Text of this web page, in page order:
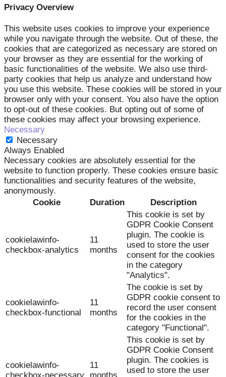
Privacy Overview
This website uses cookies to improve your experience
while you navigate through the website. Out of these, the
cookies that are categorized as necessary are stored on
your browser as they are essential for the working of
basic functionalities of the website. We also use third-
party cookies that help us analyze and understand how
you use this website. These cookies will be stored in your
browser only with your consent. You also have the option
to opt-out of these cookies. But opting out of some of
these cookies may affect your browsing experience.
Necessary
Necessary
Always Enabled
Necessary cookies are absolutely essential for the
website to function properly. These cookies ensure basic
functionalities and security features of the website,
anonymously.
Cookie
Duration Description
cookielawinfo-
checkbox-analytics
11
months
This cookie is set by
GDPR Cookie Consent
plugin. The cookie is
used to store the user
consent for the cookies
in the category
"Analytics".
cookielawinfo-
checkbox-functional
11
months
The cookie is set by
GDPR cookie consent to
record the user consent
for the cookies in the
category "Functional".
cookielawinfo-
11
This cookie is set by
GDPR Cookie Consent
plugin. The cookies is
used to store the user